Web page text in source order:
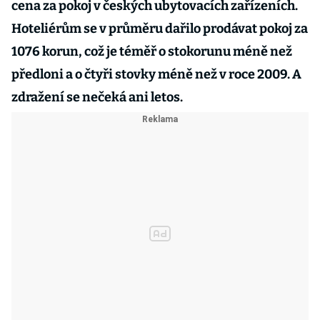
cena za pokoj v českých ubytovacích zařízeních.
Hoteliérům se v průměru dařilo prodávat pokoj za
1076 korun, což je téměř o stokorunu méně než
předloni a o čtyři stovky méně než v roce 2009. A
zdražení se nečeká ani letos.